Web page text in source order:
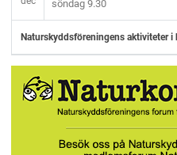
söndag 9.30
Naturskyddsföreningens aktiviteter i